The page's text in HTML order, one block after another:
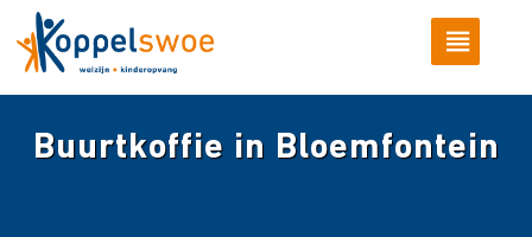
Buurtkoffie in Bloemfontein